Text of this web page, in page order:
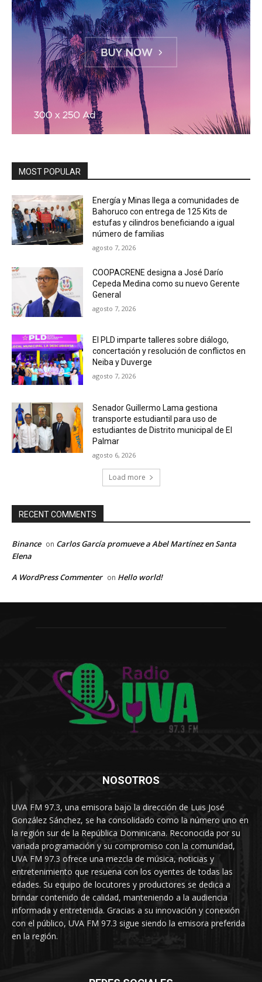
MOST POPULAR
Energía y Minas llega a comunidades de
Bahoruco con entrega de 125 Kits de
estufas y cilindros beneficiando a igual
número de familias
agosto 7, 2026
COOPACRENE designa a José Darío
Cepeda Medina como su nuevo Gerente
General
agosto 7, 2026
El PLD imparte talleres sobre diálogo,
concertación y resolución de conflictos en
Neiba y Duverge
agosto 7, 2026
Senador Guillermo Lama gestiona
transporte estudiantil para uso de
estudiantes de Distrito municipal de El
Palmar
agosto 6, 2026
Load more
RECENT COMMENTS
Binance on Carlos García promueve a Abel Martínez en Santa
Elena
A WordPress Commenter on Hello world!
NOSOTROS
UVA FM 97.3, una emisora bajo la dirección de Luis José
González Sánchez, se ha consolidado como la número uno en
la región sur de la República Dominicana. Reconocida por su
variada programación y su compromiso con la comunidad,
UVA FM 97.3 ofrece una mezcla de música, noticias y
entretenimiento que resuena con los oyentes de todas las
edades. Su equipo de locutores y productores se dedica a
brindar contenido de calidad, manteniendo a la audiencia
informada y entretenida. Gracias a su innovación y conexión
con el público, UVA FM 97.3 sigue siendo la emisora preferida
en la región.